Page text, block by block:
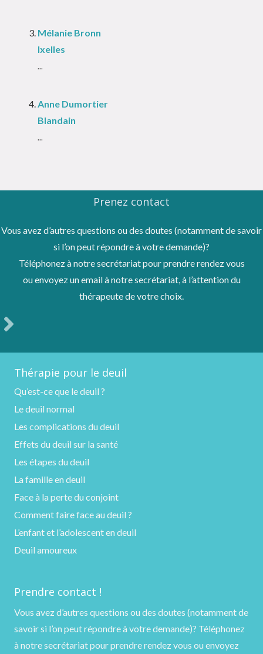
Mélanie Bronn
Ixelles
...
Anne Dumortier
Blandain
...
Prenez contact
Vous avez d’autres questions ou des doutes (notamment de savoir
si l’on peut répondre à votre demande)?
Téléphonez à notre secrétariat pour prendre rendez vous
ou envoyez un email à notre secrétariat, à l’attention du
thérapeute de votre choix.
Thérapie pour le deuil
Qu’est-ce que le deuil ?
Le deuil normal
Les complications du deuil
Effets du deuil sur la santé
Les étapes du deuil
La famille en deuil
Face à la perte du conjoint
Comment faire face au deuil ?
L’enfant et l’adolescent en deuil
Deuil amoureux
Prendre contact !
Vous avez d’autres questions ou des doutes (notamment de
savoir si l’on peut répondre à votre demande)? Téléphonez
à notre secrétariat pour prendre rendez vous ou envoyez